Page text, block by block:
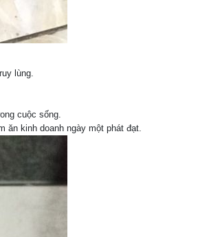
lùng.
cuộc sống.
kinh doanh ngày một phát đạt.